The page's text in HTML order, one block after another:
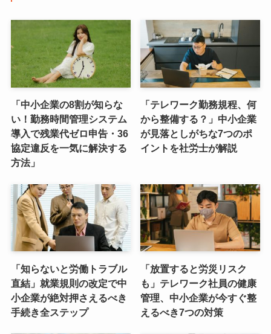
「中小企業の8割が知らな
い！勤務時間管理システム
導入で残業代ゼロ申告・36
協定違反を一気に解決する
方法」
「テレワーク勤務規程、何
から整備する？」中小企業
が見落としがちな7つのポ
イントを社労士が解説
「知らないと労働トラブル
直結」就業規則の改定で中
小企業が絶対押さえるべき
手続き全ステップ
「放置すると労災リスク
も」テレワーク社員の健康
管理、中小企業が今すぐ整
えるべき7つの対策